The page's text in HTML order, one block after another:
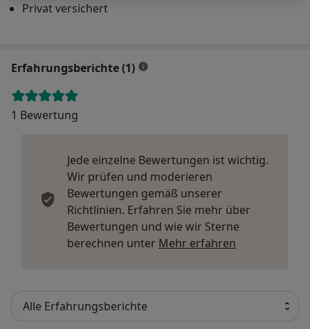
Privat versichert
Erfahrungsberichte (1)
1 Bewertung
Jede einzelne Bewertungen ist wichtig.
Wir prüfen und moderieren
Bewertungen gemäß unserer
Richtlinien. Erfahren Sie mehr über
Bewertungen und wie wir Sterne
berechnen unter Mehr erfahren